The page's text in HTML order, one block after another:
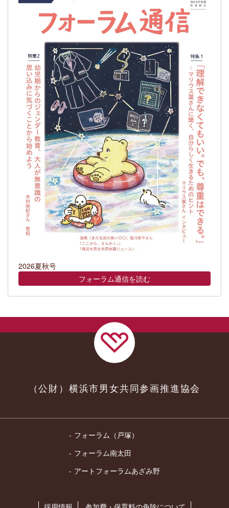
2026夏秋号
フォーラム通信を読む
（公財）横浜市男女共同参画推進協会
フォーラム（戸塚）
フォーラム南太田
アートフォーラムあざみ野